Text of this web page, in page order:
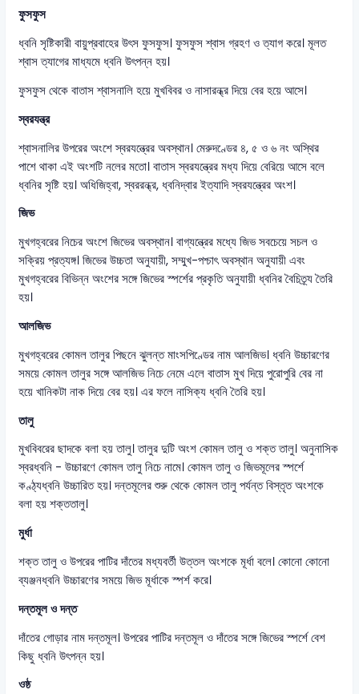
ফুসফুস
ধ্বনি সৃষ্টিকারী বায়ুপ্রবাহের উৎস ফুসফুস। ফুসফুস শ্বাস গ্রহণ ও ত্যাগ করে। মূলত
শ্বাস ত্যাগের মাধ্যমে ধ্বনি উৎপন্ন হয়।
ফুসফুস থেকে বাতাস শ্বাসনালি হয়ে মুখবিবর ও নাসারন্ধ্র দিয়ে বের হয়ে আসে।
স্বরযন্ত্র
শ্বাসনালির উপরের অংশে স্বরযন্ত্রের অবস্থান। মেরুদণ্ডের ৪, ৫ ও ৬ নং অস্থির
পাশে থাকা এই অংশটি নলের মতো। বাতাস স্বরযন্ত্রের মধ্য দিয়ে বেরিয়ে আসে বলে
ধ্বনির সৃষ্টি হয়। অধিজিহ্বা, স্বররন্ধ্র, ধ্বনিদ্বার ইত্যাদি স্বরযন্ত্রের অংশ।
জিভ
মুখগহ্বরের নিচের অংশে জিভের অবস্থান। বাগ্যন্ত্রের মধ্যে জিভ সবচেয়ে সচল ও
সক্রিয় প্রত্যঙ্গ। জিভের উচ্চতা অনুযায়ী, সম্মুখ-পশ্চাৎ অবস্থান অনুযায়ী এবং
মুখগহ্বরের বিভিন্ন অংশের সঙ্গে জিভের স্পর্শের প্রকৃতি অনুযায়ী ধ্বনির বৈচিত্র্য তৈরি
হয়।
আলজিভ
মুখগহ্বরের কোমল তালুর পিছনে ঝুলন্ত মাংসপিণ্ডের নাম আলজিভ। ধ্বনি উচ্চারণের
সময়ে কোমল তালুর সঙ্গে আলজিভ নিচে নেমে এলে বাতাস মুখ দিয়ে পুরোপুরি বের না
হয়ে খানিকটা নাক দিয়ে বের হয়। এর ফলে নাসিক্য ধ্বনি তৈরি হয়।
তালু
মুখবিবরের ছাদকে বলা হয় তালু। তালুর দুটি অংশ কোমল তালু ও শক্ত তালু। অনুনাসিক
স্বরধ্বনি - উচ্চারণে কোমল তালু নিচে নামে। কোমল তালু ও জিভমূলের স্পর্শে
কণ্ঠ্যধ্বনি উচ্চারিত হয়। দন্তমূলের শুরু থেকে কোমল তালু পর্যন্ত বিস্তৃত অংশকে
বলা হয় শক্ততালু।
মুর্ধা
শক্ত তালু ও উপরের পাটির দাঁতের মধ্যবর্তী উত্তল অংশকে মূর্ধা বলে। কোনো কোনো
ব্যঞ্জনধ্বনি উচ্চারণের সময়ে জিভ মূর্ধাকে স্পর্শ করে।
দন্তমূল ও দন্ত
দাঁতের গোড়ার নাম দন্তমূল। উপরের পাটির দন্তমূল ও দাঁতের সঙ্গে জিভের স্পর্শে বেশ
কিছু ধ্বনি উৎপন্ন হয়।
ওষ্ঠ